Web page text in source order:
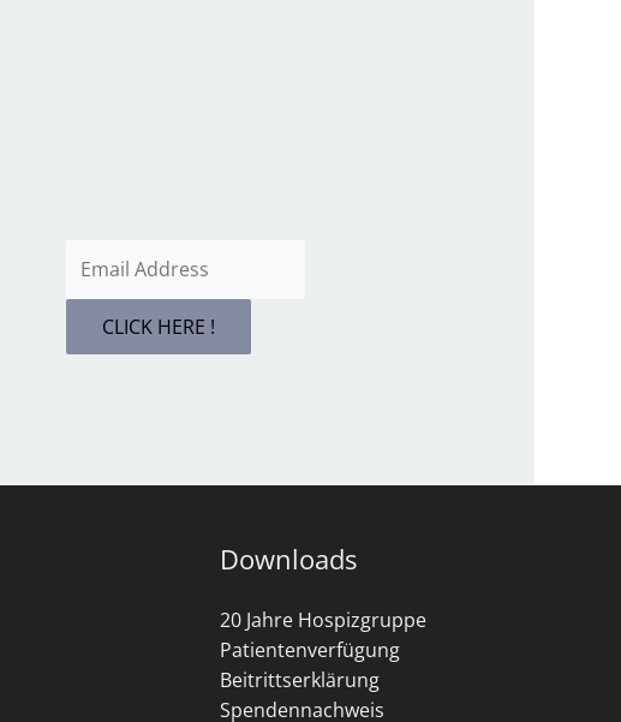
CLICK HERE !
Downloads
20 Jahre Hospizgruppe
Patientenverfügung
Beitrittserklärung
Spendennachweis